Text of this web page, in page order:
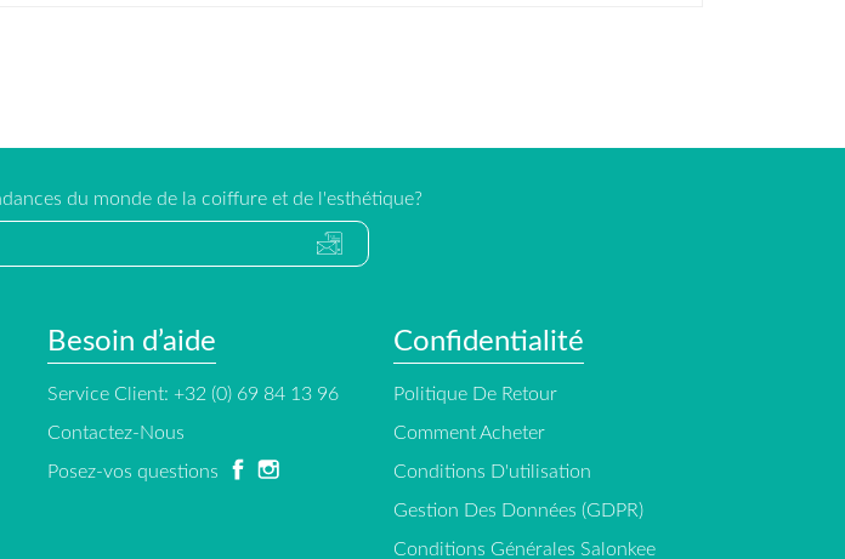
du monde de la coiffure et de l'esthétique?
Besoin d’aide
Service Client: +32 (0) 69 84 13 96
Contactez-Nous
Posez-vos questions
Confidentialité
Politique De Retour
Comment Acheter
Conditions D'utilisation
Gestion Des Données (GDPR)
Conditions Générales Salonkee